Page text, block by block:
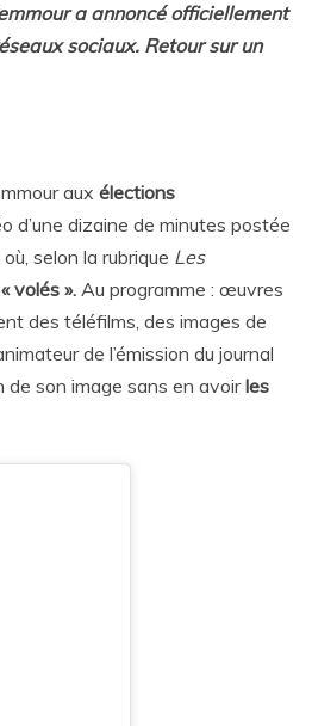
a annoncé officiellement
sociaux. Retour sur un
aux élections
d’une dizaine de minutes postée
selon la rubrique Les
volés ». Au programme : œuvres
des téléfilms, des images de
de l’émission du journal
de son image sans en avoirles